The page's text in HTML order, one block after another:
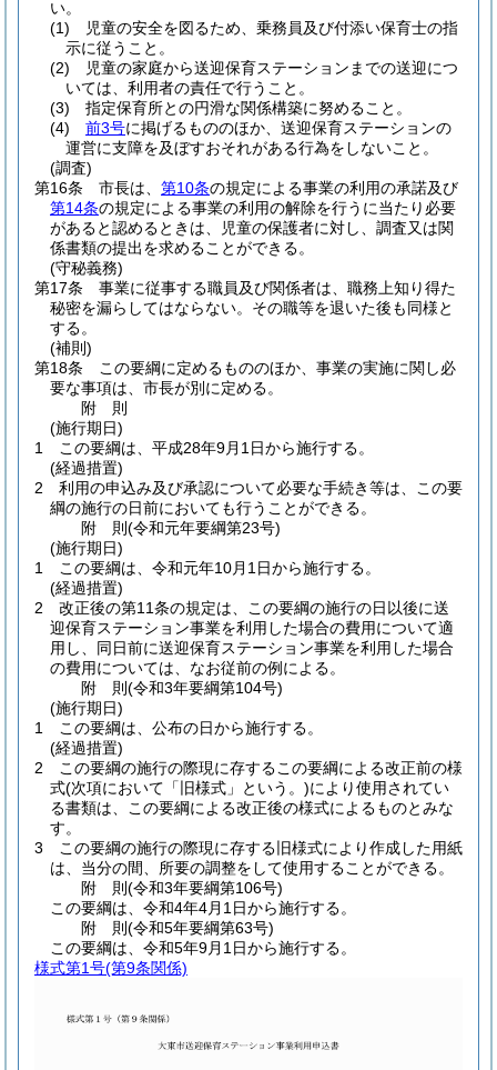
い。
(1)
児童の安全を図るため、乗務員及び付添い保育士の指
示に従うこと。
(2)
児童の家庭から送迎保育ステーションまでの送迎につ
いては、利用者の責任で行うこと。
(3)
指定保育所との円滑な関係構築に努めること。
(4)
前3号に掲げるもののほか、送迎保育ステーションの
運営に支障を及ぼすおそれがある行為をしないこと。
(調査)
第16条
市長は、 第10条の規定による事業の利用の承諾及び
第14条の規定による事業の利用の解除を行うに当たり必要
があると認めるときは、児童の保護者に対し、調査又は関
係書類の提出を求めることができる。
(守秘義務)
第17条
事業に従事する職員及び関係者は、職務上知り得た
秘密を漏らしてはならない。 その職等を退いた後も同様と
する。
(補則)
第18条
この要綱に定めるもののほか、事業の実施に関し必
要な事項は、市長が別に定める。
附 則
(施行期日)
1
この要綱は、平成28年9月1日から施行する。
(経過措置)
2
利用の申込み及び承認について必要な手続き等は、この要
綱の施行の日前においても行うことができる。
附 則(令和元年要綱第23号)
(施行期日)
1
この要綱は、令和元年10月1日から施行する。
(経過措置)
2
改正後の第11条の規定は、この要綱の施行の日以後に送
迎保育ステーション事業を利用した場合の費用について適
用し、同日前に送迎保育ステーション事業を利用した場合
の費用については、なお従前の例による。
附 則(令和3年要綱第104号)
(施行期日)
1
この要綱は、公布の日から施行する。
(経過措置)
2
この要綱の施行の際現に存するこの要綱による改正前の様
式(次項において「旧様式」という。)により使用されてい
る書類は、この要綱による改正後の様式によるものとみな
す。
3
この要綱の施行の際現に存する旧様式により作成した用紙
は、当分の間、所要の調整をして使用することができる。
附 則(令和3年要綱第106号)
この要綱は、令和4年4月1日から施行する。
附 則(令和5年要綱第63号)
この要綱は、令和5年9月1日から施行する。
様式第1号(第9条関係)